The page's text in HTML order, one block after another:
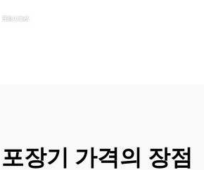
장기 가격의 장점